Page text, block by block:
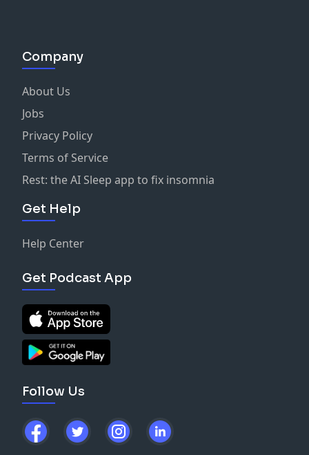
Company
About Us
Jobs
Privacy Policy
Terms of Service
Rest: the AI Sleep app to fix insomnia
Get Help
Help Center
Get Podcast App
Follow Us